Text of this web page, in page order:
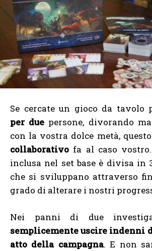
Se cercate un gioco da tavolo
per due persone, divorando
con la vostra dolce metà, questo
collaborativo fa al caso
inclusa nel set base è divisa in
che si sviluppano attraverso
grado di alterare i nostri
Nei panni di due
semplicemente uscire indenni
atto della campagna. E non